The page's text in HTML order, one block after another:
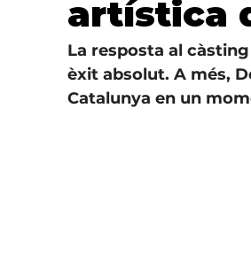
artística
La resposta al
èxit absolut. A més,
Catalunya en un